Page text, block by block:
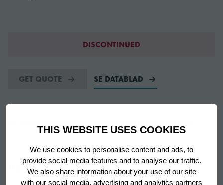
THIS WEBSITE USES COOKIES
We use cookies to personalise content and ads, to
provide social media features and to analyse our traffic.
We also share information about your use of our site
with our social media, advertising and analytics partners
DISCONTINUED
GET QUOTE SE DATABLAD
BESKRIVNING